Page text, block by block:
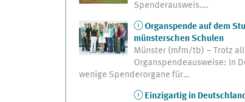
Spenderausweis.…
Organspende auf dem
münsterschen Schulen
Münster (mfm/tb) – Trotz
Organspendeausweise: In
wenige Spenderorgane für…
Einzigartig in